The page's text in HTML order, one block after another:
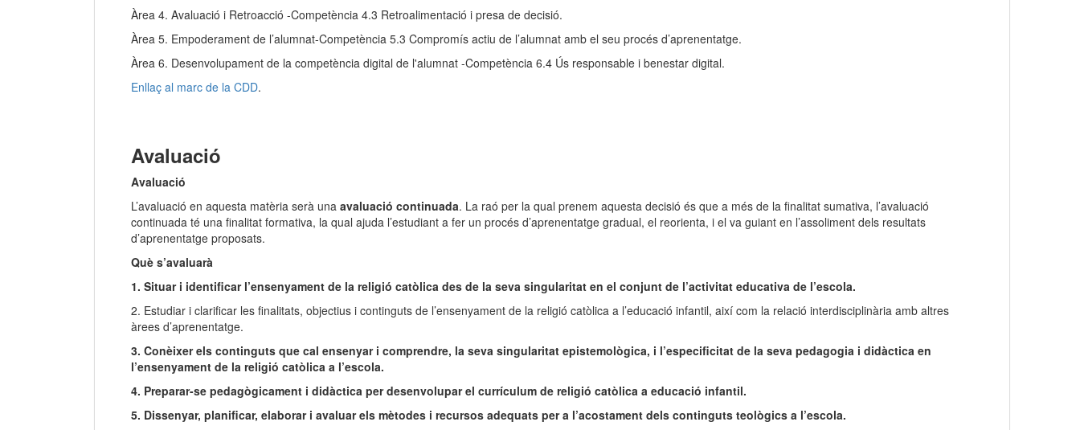
Àrea 4. Avaluació i Retroacció -Competència 4.3 Retroalimentació i presa de decisió.
Àrea 5. Empoderament de l’alumnat-Competència 5.3 Compromís actiu de l’alumnat amb el seu procés d’aprenentatge.
Àrea 6. Desenvolupament de la competència digital de l'alumnat -Competència 6.4 Ús responsable i benestar digital.
Enllaç al marc de la CDD.
Avaluació
Avaluació
L’avaluació en aquesta matèria serà una avaluació continuada. La raó per la qual prenem aquesta decisió és que a més de la finalitat sumativa, l’avaluació
continuada té una finalitat formativa, la qual ajuda l’estudiant a fer un procés d’aprenentatge gradual, el reorienta, i el va guiant en l’assoliment dels resultats
d’aprenentatge proposats.
Què s’avaluarà
1. Situar i identificar l’ensenyament de la religió catòlica des de la seva singularitat en el conjunt de l’activitat educativa de l’escola.
2. Estudiar i clarificar les finalitats, objectius i continguts de l’ensenyament de la religió catòlica a l’educació infantil, així com la relació interdisciplinària amb altres
àrees d’aprenentatge.
3. Conèixer els continguts que cal ensenyar i comprendre, la seva singularitat epistemològica, i l’especificitat de la seva pedagogia i didàctica en
l’ensenyament de la religió catòlica a l’escola.
4. Preparar-se pedagògicament i didàctica per desenvolupar el currículum de religió catòlica a educació infantil.
5. Dissenyar, planificar, elaborar i avaluar els mètodes i recursos adequats per a l’acostament dels continguts teològics a l’escola.